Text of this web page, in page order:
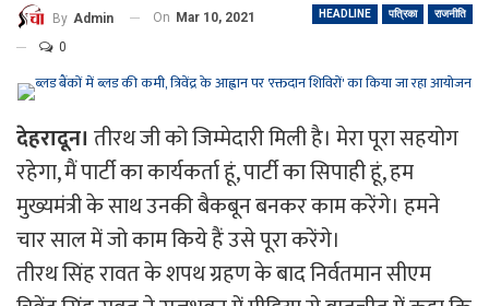
HEADLINE पत्रिका राजनीति
By Admin On Mar 10, 2021
0
देहरादून। तीरथ जी को जिम्मेदारी मिली है। मेरा पूरा सहयोग
रहेगा, मैं पार्टी का कार्यकर्ता हूं, पार्टी का सिपाही हूं, हम
मुख्यमंत्री के साथ उनकी बैकबून बनकर काम करेंगे। हमने
चार साल में जो काम किये हैं उसे पूरा करेंगे।
तीरथ सिंह रावत के शपथ ग्रहण के बाद निर्वतमान सीएम